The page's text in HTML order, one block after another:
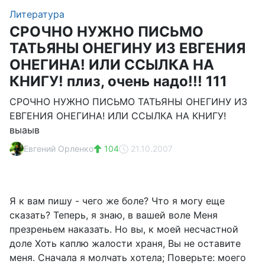
Литература
СРОЧНО НУЖНО ПИСЬМО
ТАТЬЯНЫ ОНЕГИНУ ИЗ ЕВГЕНИЯ
ОНЕГИНА! ИЛИ ССЫЛКА НА
КНИГУ! плиз, очень надо!!! 111
СРОЧНО НУЖНО ПИСЬМО ТАТЬЯНЫ ОНЕГИНУ ИЗ
ЕВГЕНИЯ ОНЕГИНА! ИЛИ ССЫЛКА НА КНИГУ!
выаыв
Евгений Орленко 104 21.10.2007
Я к вам пишу - чего же боле? Что я могу еще
сказать? Теперь, я знаю, в вашей воле Меня
презреньем наказать. Но вы, к моей несчастной
доле Хоть каплю жалости храня, Вы не оставите
меня. Сначала я молчать хотела; Поверьте: моего